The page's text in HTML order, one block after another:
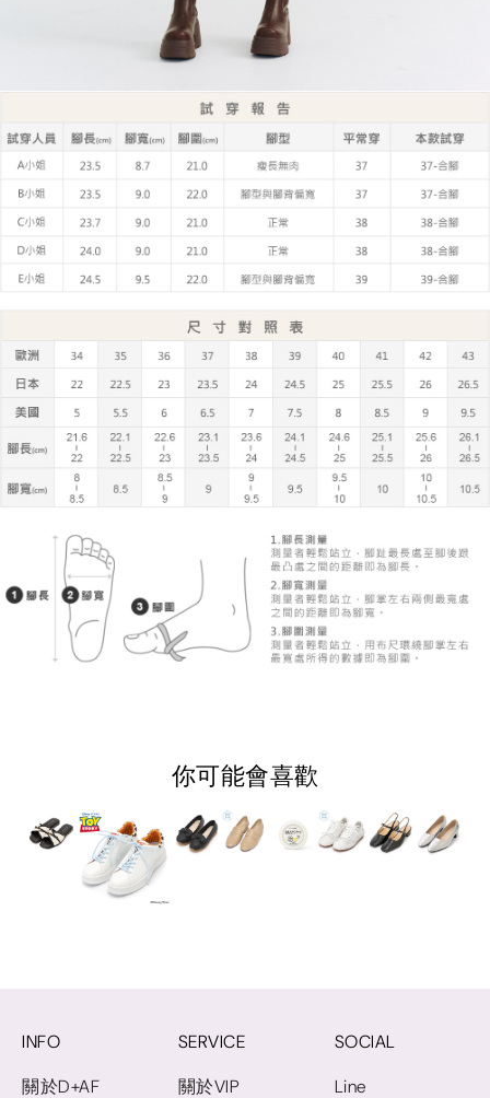
你可能會喜歡
INFO
關於D+AF
SERVICE
關於VIP
SOCIAL
Line